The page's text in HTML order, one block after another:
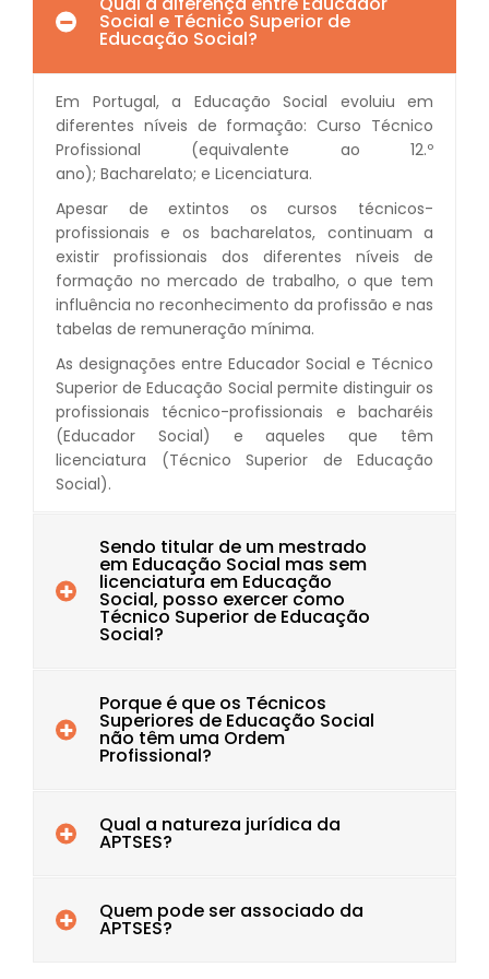
Social e Técnico Superior de
Educação Social?
Em Portugal, a Educação Social evoluiu em
diferentes níveis de formação: Curso Técnico
Profissional (equivalente ao 12.º
ano); Bacharelato; e Licenciatura.
Apesar de extintos os cursos técnicos-
profissionais e os bacharelatos, continuam a
existir profissionais dos diferentes níveis de
formação no mercado de trabalho, o que tem
influência no reconhecimento da profissão e nas
tabelas de remuneração mínima.
As designações entre Educador Social e Técnico
Superior de Educação Social permite distinguir os
profissionais técnico-profissionais e bacharéis
(Educador Social) e aqueles que têm
licenciatura (Técnico Superior de Educação
Social).
Sendo titular de um mestrado
em Educação Social mas sem
licenciatura em Educação
Social, posso exercer como
Técnico Superior de Educação
Social?
Porque é que os Técnicos
Superiores de Educação Social
não têm uma Ordem
Profissional?
Qual a natureza jurídica da
APTSES?
Quem pode ser associado da
APTSES?